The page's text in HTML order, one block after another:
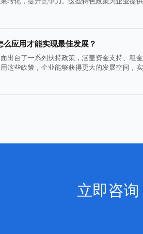
应用才能实现最佳发展？
出台了一系列扶持政策，涵盖资金支持、租
这些政策，企业能够获得更大的发展空间，
立即咨